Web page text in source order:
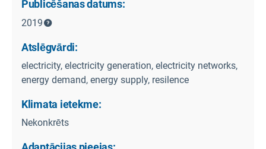
Publicēšanas datums:
2019
Atslēgvārdi:
electricity, electricity generation, electricity networks,
energy demand, energy supply, resilence
Klimata ietekme:
Nekonkrēts